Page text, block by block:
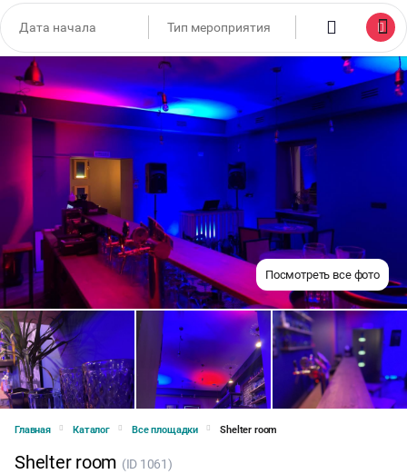
Посмотреть все фото
Главная Каталог Все площадки Shelter room
Shelter room (ID 1061)